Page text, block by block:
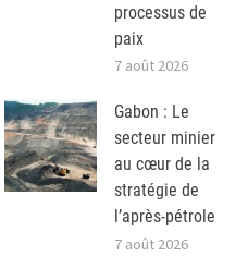
processus de
paix
7 août 2026
Gabon : Le
secteur minier
au cœur de la
stratégie de
l’après-pétrole
7 août 2026